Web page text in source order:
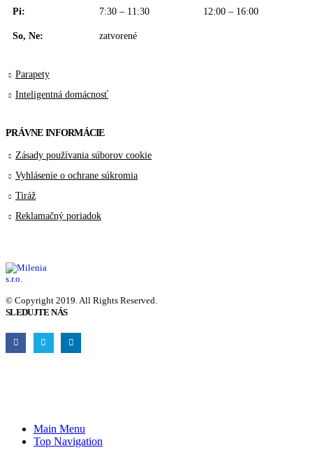
Pi: 7:30 – 11:30 12:00 – 16:00
So, Ne: zatvorené
Parapety
Inteligentná domácnosť
PRÁVNE INFORMÁCIE
Zásady používania súborov cookie
Vyhlásenie o ochrane súkromia
Tiráž
Reklamačný poriadok
© Copyright 2019. All Rights Reserved.
SLEDUJTE NÁS
Main Menu
Top Navigation